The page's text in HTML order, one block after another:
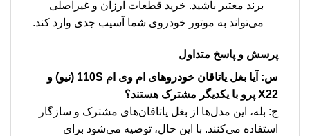
برند معتبر باشید. خرید قطعات ارزان و غیراصلی
می‌تواند به موتور خودروی شما آسیب جدی وارد کند.
پرسش و پاسخ متداول
س: آیا بغل یاتاقان خودروهای ام وی ام 110S (نیو) و
X22 پرو با یکدیگر مشترک هستند؟
ج: بله، این مدل‌ها از بغل یاتاقان‌های مشترک و سازگار
استفاده می‌کنند. با این حال، توصیه می‌شود برای